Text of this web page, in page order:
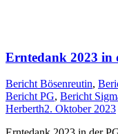
Erntedank 2023 in
Bericht Bösenreutin,
Bericht PG, Bericht
Herberth2. Oktober 2023